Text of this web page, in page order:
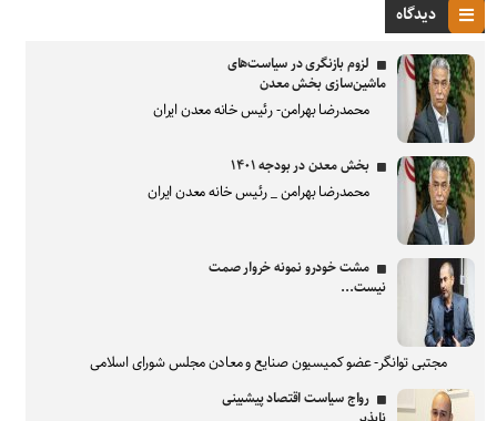
دیدگاه
لزوم بازنگری در سیاست‌های
ماشین‌سازی بخش معدن
محمدرضا بهرامن- رئیس خانه معدن ایران
بخش معدن در بودجه ۱۴۰۱
محمدرضا بهرامن _ رئیس خانه معدن ایران
مشت خودرو نمونه خروار صمت
نیست...
مجتبی توانگر- عضو کمیسیون صنایع و معادن مجلس شورای اسلامی
رواج سیاست اقتصاد پیشبینی